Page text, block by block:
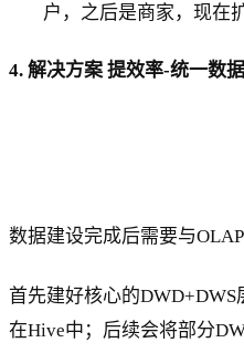
户，之后是商家，现在
4. 解决方案 提效率-统一数
数据建设完成后需要与
首先建好核心的
在Hive中；后续会将部分